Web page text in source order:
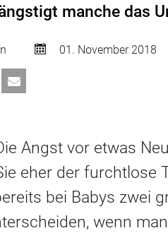
manche das
01. November 2018
Angst vor etwas
eher der furchtlose
bei Babys zwei
wenn